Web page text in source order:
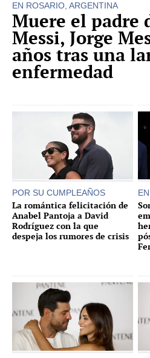
EN ROSARIO, ARGENTINA
Muere el padre
Messi, Jorge
años tras una
enfermedad
POR SU CUMPLEAÑOS
La romántica felicitación de
Anabel Pantoja a David
Rodríguez con la que
despeja los rumores de crisis